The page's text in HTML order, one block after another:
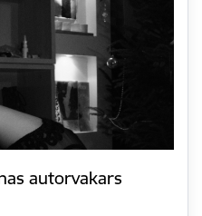
autorvakars